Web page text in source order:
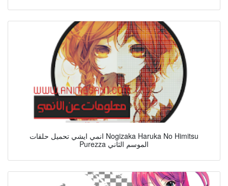
انمي ايشي تحميل حلقات Nogizaka Haruka No Himitsu
Purezza الموسم الثاني